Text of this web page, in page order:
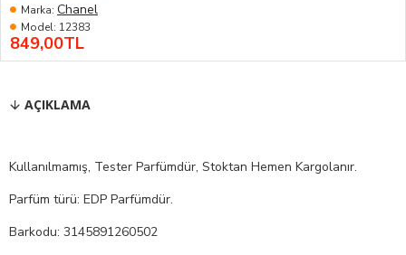
849,00TL
Marka: Chanel
Model: 12383
AÇIKLAMA
Kullanılmamış, Tester Parfümdür, Stoktan Hemen Kargolanır.
Parfüm türü: EDP Parfümdür.
Barkodu: 3145891260502